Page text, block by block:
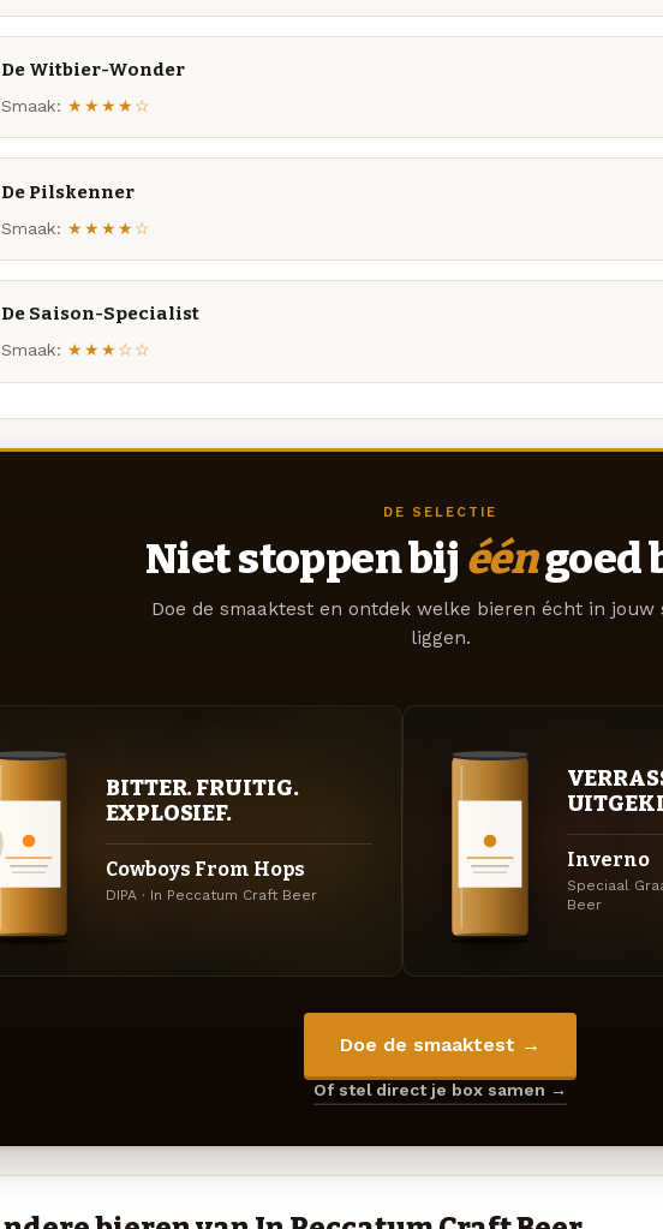
De Witbier-Wonder
Smaak: ★★★★☆
De Pilskenner
Smaak: ★★★★☆
De Saison-Specialist
Smaak: ★★★☆☆
DE SELECTIE
Niet stoppen bij ééngoed
Doe de smaaktest en ontdek welke bieren écht in jouw
liggen.
BITTER. FRUITIG.
EXPLOSIEF.
Cowboys From Hops
DIPA · In Peccatum Craft Beer
Inverno
Speciaal
Beer
Doe de smaaktest →
Of stel direct je box samen →